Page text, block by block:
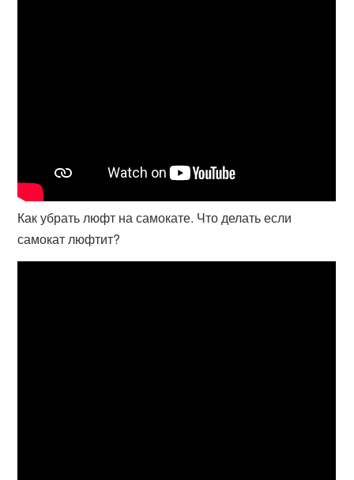
Как убрать люфт на самокате. Что делать если
самокат люфтит?